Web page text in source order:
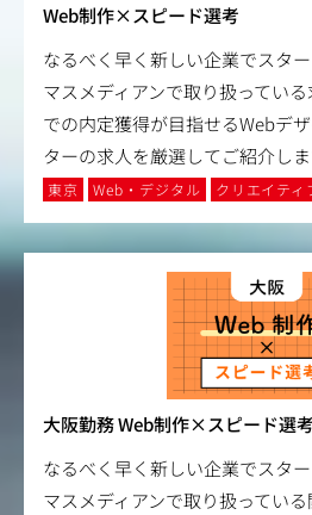
Web制作×スピード選考
なるべく早く新しい企業でスタ
マスメディアンで取り扱ってい
での内定獲得が目指せるWebデ
ターの求人を厳選してご紹介しま
東京 Web・デジタル クリエイティ
大阪勤務 Web制作×スピード選考
なるべく早く新しい企業でスタ
マスメディアンで取り扱ってい